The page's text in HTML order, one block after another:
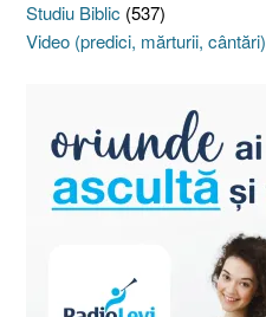
Studiu Biblic (537)
Video (predici, mărturii, cântări)